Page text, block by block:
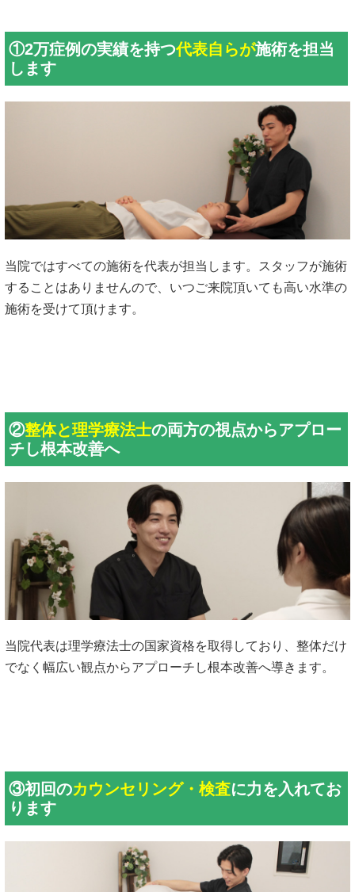
①2万症例の実績を持つ代表自らが施術を担当
します
当院ではすべての施術を代表が担当します。スタッフが施術
することはありませんので、いつご来院頂いても高い水準の
施術を受けて頂けます。
②整体と理学療法士の両方の視点からアプロー
チし根本改善へ
当院代表は理学療法士の国家資格を取得しており、整体だけ
でなく幅広い観点からアプローチし根本改善へ導きます。
③初回のカウンセリング・検査に力を入れてお
ります